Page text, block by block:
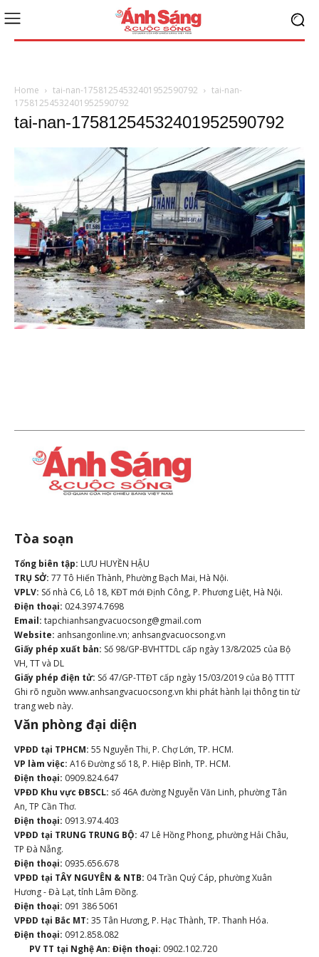
Home tai-nan-17581254532401952590792
tai-nan-
17581254532401952590792
tai-nan-17581254532401952590792
Tòa soạn
Tổng biên tập: LƯU HUYỀN HẬU
TRỤ SỞ: 77 Tô Hiến Thành, Phường Bạch Mai, Hà Nội.
VPLV: Số nhà C6, Lô 18, KĐT mới Định Công, P. Phương Liệt, Hà Nội.
Điện thoại: 024.3974.7698
Email: tapchianhsangvacuocsong@gmail.com
Website: anhsangonline.vn; anhsangvacuocsong.vn
Giấy phép xuất bản: Số 98/GP-BVHTTDL cấp ngày 13/8/2025 của Bộ
VH, TT và DL
Giấy phép điện tử: Số 47/GP-TTĐT cấp ngày 15/03/2019 của Bộ TTTT
Ghi rõ nguồn www.anhsangvacuocsong.vn khi phát hành lại thông tin từ
trang web này.
Văn phòng đại diện
VPĐD tại TPHCM: 55 Nguyễn Thi, P. Chợ Lớn, TP. HCM.
VP làm việc: A16 Đường số 18, P. Hiệp Bình, TP. HCM.
Điện thoại: 0909.824.647
VPĐD Khu vực ĐBSCL: số 46A đường Nguyễn Văn Linh, phường Tân
An, TP Cần Thơ.
Điện thoại: 0913.974.403
VPĐD tại TRUNG TRUNG BỘ: 47 Lê Hồng Phong, phường Hải Châu,
TP Đà Nẵng.
Điện thoại: 0935.656.678
VPĐD tại TÂY NGUYÊN & NTB: 04 Trần Quý Cáp, phường Xuân
Hương - Đà Lạt, tỉnh Lâm Đồng.
Điện thoại: 091 386 5061
VPĐD tại Bắc MT: 35 Tân Hương, P. Hạc Thành, TP. Thanh Hóa.
Điện thoại: 0912.858.082
PV TT tại Nghệ An: Điện thoại: 0902.102.720